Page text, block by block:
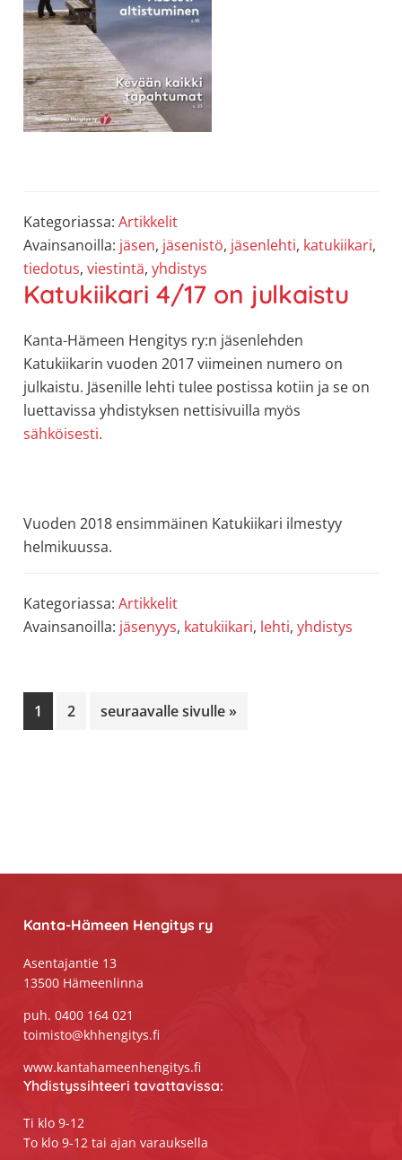
Kategoriassa: Artikkelit
Avainsanoilla: jäsen, jäsenistö, jäsenlehti, katukiikari,
tiedotus, viestintä, yhdistys
Katukiikari 4/17 on julkaistu
Kanta-Hämeen Hengitys ry:n jäsenlehden
Katukiikarin vuoden 2017 viimeinen numero on
julkaistu. Jäsenille lehti tulee postissa kotiin ja se on
luettavissa yhdistyksen nettisivuilla myös
sähköisesti.
Vuoden 2018 ensimmäinen Katukiikari ilmestyy
helmikuussa.
Kategoriassa: Artikkelit
Avainsanoilla: jäsenyys, katukiikari, lehti, yhdistys
Sivu
1 Sivu
2 Siirry
seuraavalle sivulle »
Kanta-Hämeen Hengitys ry
Asentajantie 13
13500 Hämeenlinna
puh. 0400 164 021
toimisto@khhengitys.fi
www.kantahameenhengitys.fi
Yhdistyssihteeri tavattavissa:
Ti klo 9-12
To klo 9-12 tai ajan varauksella